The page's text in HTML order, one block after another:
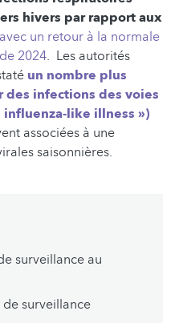
hivers par rapport aux
avec un retour à la normale
2024. Les autorités
un nombre plus
infections des voies
like illness »)
associées à une
saisonnières.
surveillance au
de surveillance